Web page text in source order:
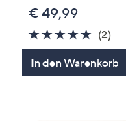
€ 49,99
5.0
von
5
(2)
In den Warenkorb